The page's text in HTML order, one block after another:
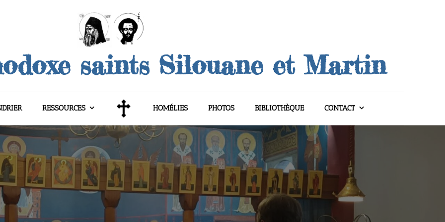
saints Silouane et Martin
RESSOURCES HOMÉLIES PHOTOS BIBLIOTHÈQUE CONTACT